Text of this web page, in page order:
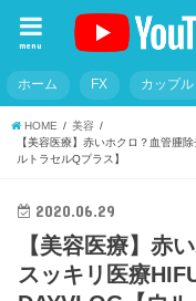
menu
ホーム FX カップル
HOME
美容
【美容医療】赤いホクロ？血管腫
ルトラセルQプラス】
2020.06.29
【美容医療】赤
スッキリ医療